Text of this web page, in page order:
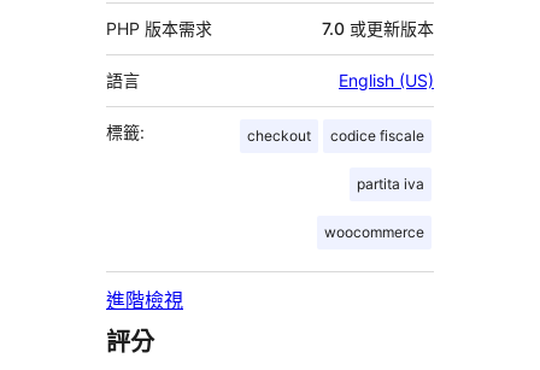
PHP 版本需求 7.0 或更新版本
語言 English (US)
標籤: checkout codice fiscale
partita iva
woocommerce
進階檢視
評分